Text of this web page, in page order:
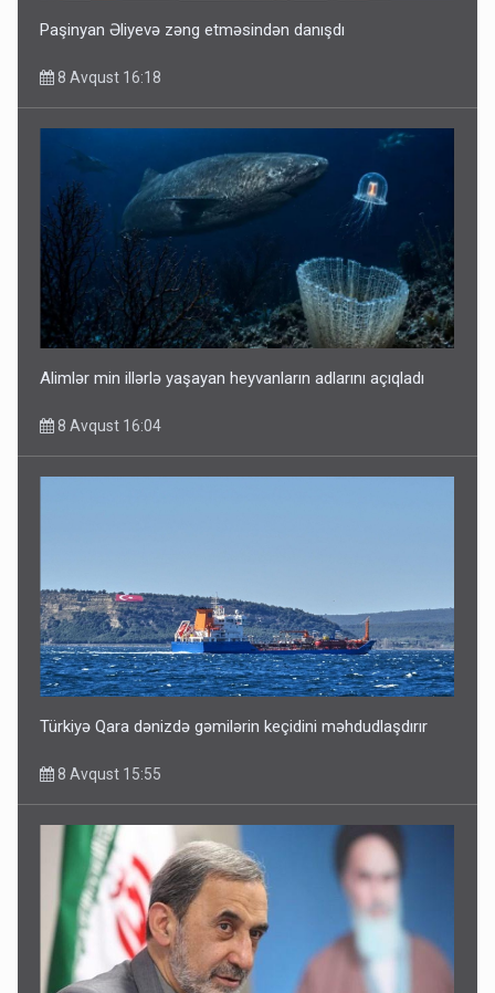
Paşinyan Əliyevə zəng etməsindən danışdı
8 Avqust 16:18
Alimlər min illərlə yaşayan heyvanların adlarını açıqladı
8 Avqust 16:04
Türkiyə Qara dənizdə gəmilərin keçidini məhdudlaşdırır
8 Avqust 15:55